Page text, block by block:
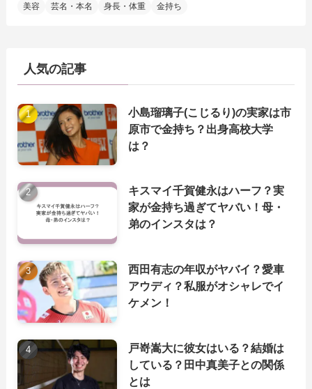
美容
芸名・本名 身長・体重 金持ち
人気の記事
小島瑠璃子(こじるり)の実家は市
原市で金持ち？出身高校大学
は？
キスマイ千賀健永はハーフ？実
家が金持ち過ぎてヤバい！母・
弟のインスタは？
西田有志の年収がヤバイ？愛車
アウディ？私服がオシャレでイ
ケメン！
戸嵜嵩大に彼女はいる？結婚は
している？田中真美子との関係
とは